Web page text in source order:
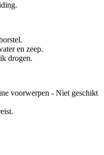
en zeep.
drogen.
voorwerpen - Niet geschikt